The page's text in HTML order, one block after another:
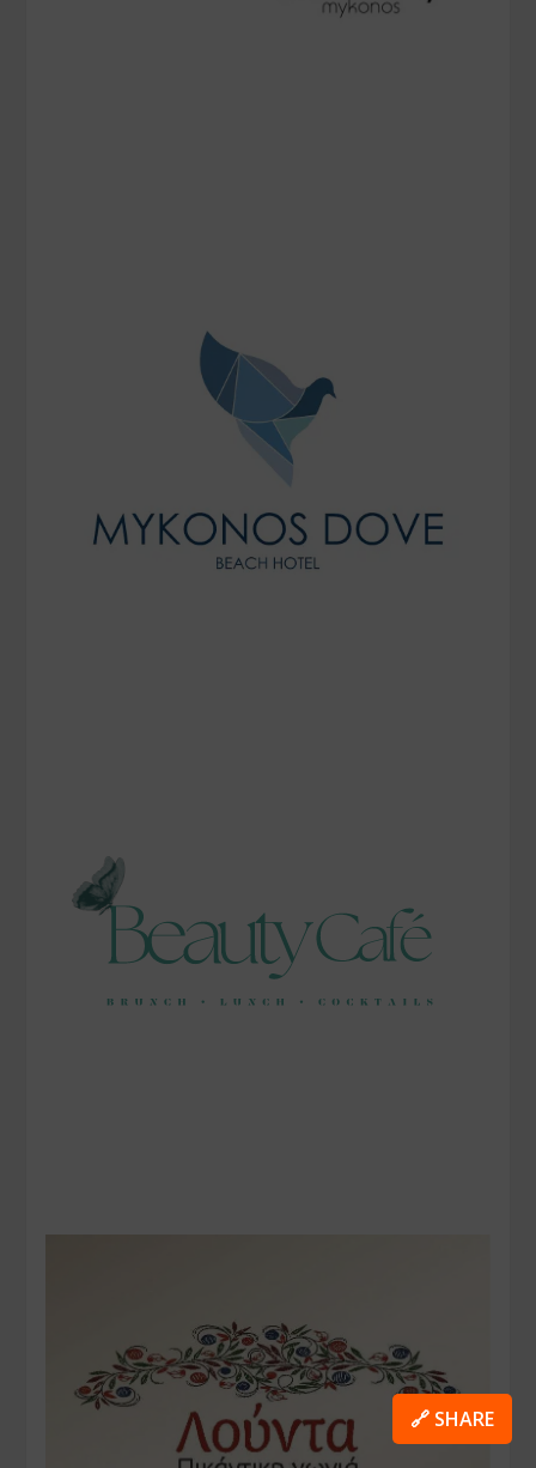
🔗 SHARE